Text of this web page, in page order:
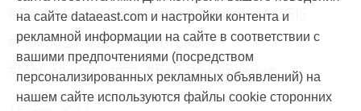
#CarryMap #Интерактивная карта #ArcGIS
#Природа #Дети #География
#Мобильная карта #Веб-приложение
на сайте dataeast.com и настройки контента и
рекламной информации на сайте в соответствии с
вашими предпочтениями (посредством
персонализированных рекламных объявлений) на
нашем сайте используются файлы cookie сторонних